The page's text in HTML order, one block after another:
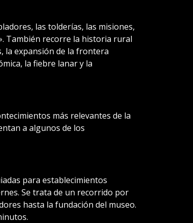
las tolderías, las misiones,
También recorre la historia rural
la expansión de la frontera
la fiebre lanar y la
más relevantes de la
a algunos de los
para establecimientos
Se trata de un recorrido por
hasta la fundación del museo.